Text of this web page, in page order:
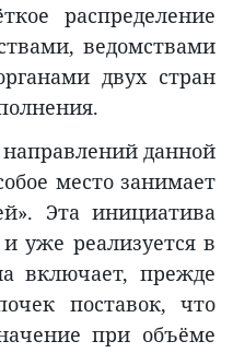
распределение
ведомствами
двух стран
данной
место занимает
Эта инициатива
уже реализуется в
включает, прежде
поставок, что
при объёме